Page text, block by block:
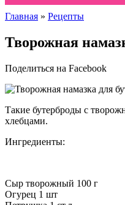
Главная » Рецепты
Творожная
Поделиться на Facebook
Такие бутерброды с
хлебцами.
Ингредиенты:
Сыр творожный 100 г
Огурец 1 шт